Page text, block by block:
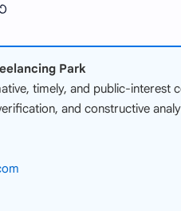
Park
timely, and public-interest
and constructive